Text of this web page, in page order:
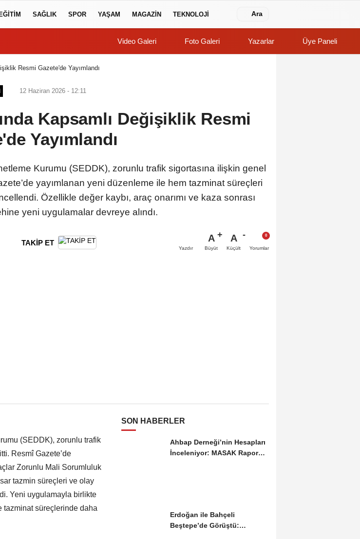
SAĞLIK SPOR YAŞAM MAGAZİN TEKNOLOJİ Ara
Video Galeri Foto Galeri Yazarlar Üye Paneli
Resmi Gazete'de Yayımlandı
12 Haziran 2026 - 12:11
Kapsamlı Değişiklik Resmi
Yayımlandı
Kurumu (SEDDK), zorunlu trafik sigortasına ilişkin genel
yayımlanan yeni düzenleme ile hem tazminat süreçleri
Özellikle değer kaybı, araç onarımı ve kaza sonrası
yeni uygulamalar devreye alındı.
TAKİP ET
Yazdır
A
Büyüt
A
Küçült Yorumlar
(SEDDK), zorunlu trafik
Resmî Gazete’de
Zorunlu Mali Sorumluluk
tazmin süreçleri ve olay
Yeni uygulamayla birlikte
tazminat süreçlerinde daha
SON HABERLER
Ahbap Derneği’nin Hesapları
İnceleniyor: MASAK Raporu
Erdoğan ile Bahçeli
Beştepe’de Görüştü: